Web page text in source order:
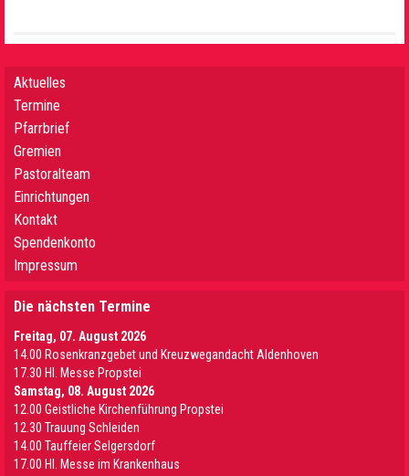
Aktuelles
Termine
Pfarrbrief
Gremien
Pastoralteam
Einrichtungen
Kontakt
Spendenkonto
Impressum
Die nächsten Termine
Freitag, 07. August 2026
14.00 Rosenkranzgebet und Kreuzwegandacht Aldenhoven
17.30 Hl. Messe Propstei
Samstag, 08. August 2026
12.00 Geistliche Kirchenführung Propstei
12.30 Trauung Schleiden
14.00 Tauffeier Selgersdorf
17.00 Hl. Messe im Krankenhaus